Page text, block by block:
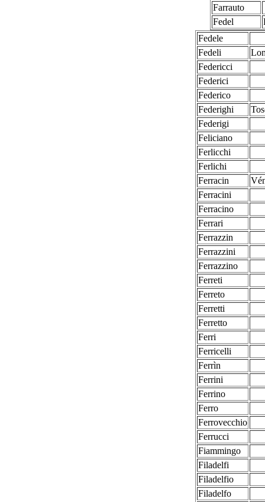
Farrauto
Fedel
Fedele
Fedeli
Federicci
Federici
Federico
Federighi
Federigi
Feliciano
Ferlicchi
Ferlichi
Ferracin
Ferracini
Ferracino
Ferrari
Ferrazzin
Ferrazzini
Ferrazzino
Ferreti
Ferreto
Ferretti
Ferretto
Ferri
Ferricelli
Ferrìn
Ferrini
Ferrino
Ferro
Ferrovecchio
Ferrucci
Fiammingo
Filadelfi
Filadelfio
Filadelfo